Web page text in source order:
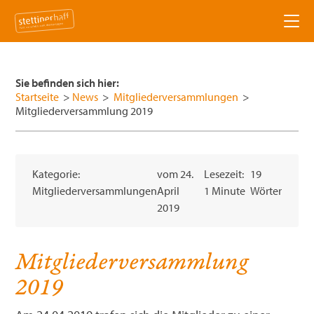
Aktivitäten
Badespaß am Haff
Haff, Dünen und mehr
Naturpark entdecken
Städte & Dörfer
Altwarp
Pasewalk
Veranstaltungen
Über uns
Service
Sie befinden sich hier:
Startseite > News > Mitgliederversammlungen >
Mitgliederversammlung 2019
Kategorie:
Mitgliederversammlungen
vom 24.
April
2019
Lesezeit:
1 Minute
19
Wörter
Mitgliederversammlung
2019